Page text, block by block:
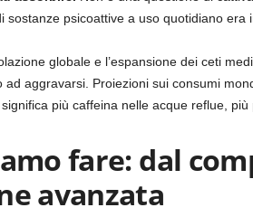
sostanze psicoattive a uso quotidiano
globale e l’espansione dei ceti
aggravarsi. Proiezioni sui consumi
più caffeina nelle acque reflue,
fare: dal
avanzata